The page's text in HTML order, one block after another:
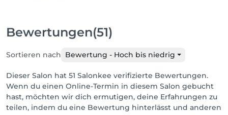
Bewertungen(51)
Sortieren nach Bewertung - Hoch bis niedrig
Dieser Salon hat 51 Salonkee verifizierte Bewertungen.
Wenn du einen Online-Termin in diesem Salon gebucht
hast, möchten wir dich ermutigen, deine Erfahrungen zu
teilen, indem du eine Bewertung hinterlässt und anderen